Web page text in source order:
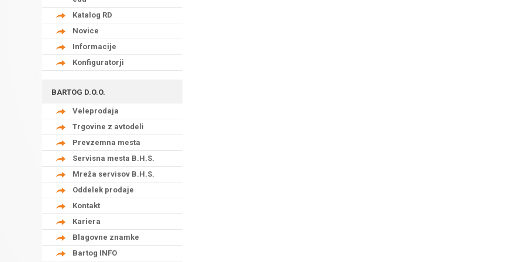
Katalog RD
Novice
Informacije
Konfiguratorji
BARTOG D.O.O.
Veleprodaja
Trgovine z avtodeli
Prevzemna mesta
Servisna mesta B.H.S.
Mreža servisov B.H.S.
Oddelek prodaje
Kontakt
Kariera
Blagovne znamke
Bartog INFO